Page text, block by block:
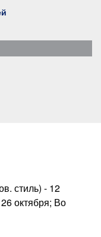
стиль) - 12
октября; Во